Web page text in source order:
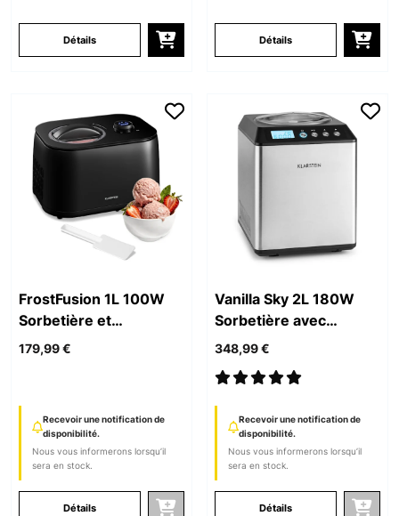
Détails Détails
FrostFusion 1L 100W
Sorbetière et
Yaourtière Noir
179,99 €
Recevoir une notification de
disponibilité.
Nous vous informerons lorsqu’il
sera en stock.
Détails
Vanilla Sky 2L 180W
Sorbetière avec
Compresseur Argent
348,99 €
Recevoir une notification de
disponibilité.
Nous vous informerons lorsqu’il
sera en stock.
Détails